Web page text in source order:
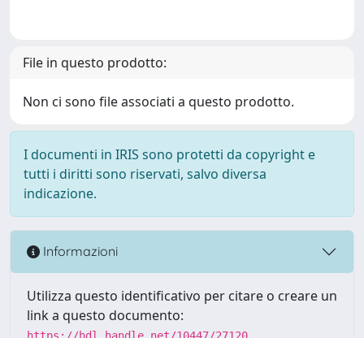
File in questo prodotto:
Non ci sono file associati a questo prodotto.
I documenti in IRIS sono protetti da copyright e
tutti i diritti sono riservati, salvo diversa
indicazione.
Informazioni
Utilizza questo identificativo per citare o creare un
link a questo documento:
https://hdl.handle.net/10447/27120